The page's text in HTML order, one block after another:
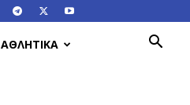
ΑΘΛΗΤΙΚΑ